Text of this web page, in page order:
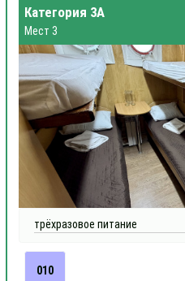
Категория 3А
Мест 3
трёхразовое питание
010